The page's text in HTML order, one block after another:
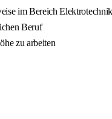
im Bereich
Beruf
zu arbeiten